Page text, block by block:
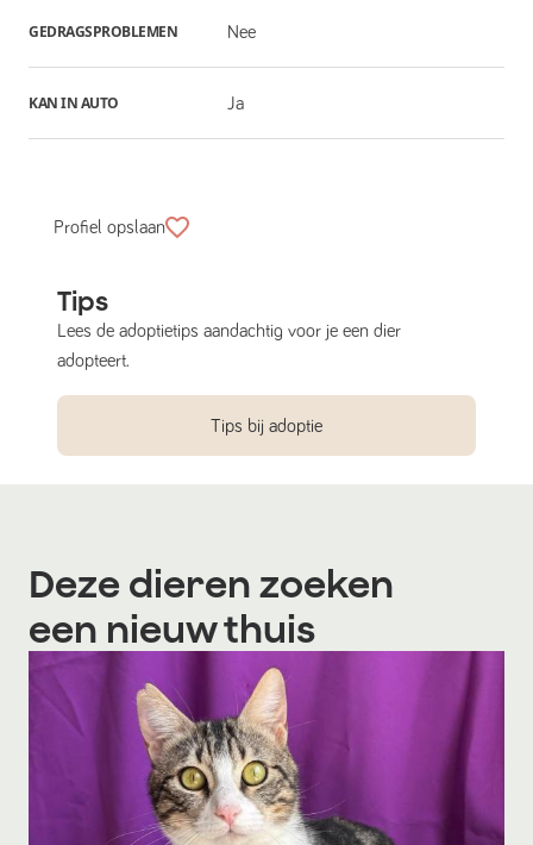
GEDRAGSPROBLEMEN Nee
KAN IN AUTO Ja
Profiel opslaan
Tips
Lees de adoptietips aandachtig voor je een dier
adopteert.
Tips bij adoptie
Deze dieren zoeken
een nieuw thuis